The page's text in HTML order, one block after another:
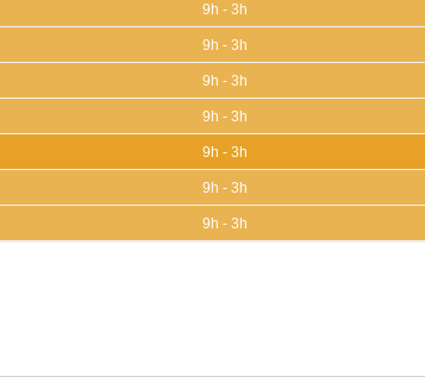
9h - 3h
9h - 3h
9h - 3h
9h - 3h
9h - 3h
9h - 3h
9h - 3h